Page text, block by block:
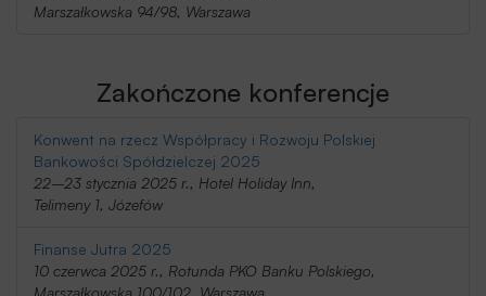
Marszałkowska 94/98, Warszawa
Zakończone konferencje
Konwent na rzecz Współpracy i Rozwoju Polskiej
Bankowości Spółdzielczej 2025
22–23 stycznia 2025 r., Hotel Holiday Inn,
Telimeny 1, Józefów
Finanse Jutra 2025
10 czerwca 2025 r., Rotunda PKO Banku Polskiego,
Marszałkowska 100/102, Warszawa